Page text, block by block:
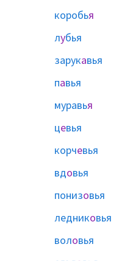
коробья
лубья
зарукавья
павья
муравья
цевья
корчевья
вдовья
понизовья
ледниковья
воловья